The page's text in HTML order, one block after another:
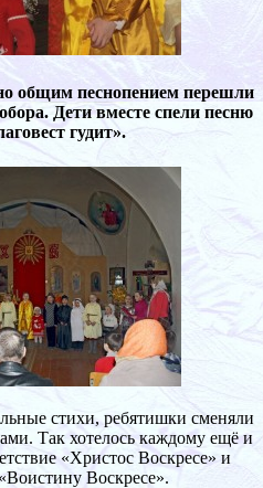
общим песнопением перешли
Дети вместе спели песню
гудит».
стихи, ребятишки сменяли
Так хотелось каждому ещё и
«Христос Воскресе» и
Воскресе».